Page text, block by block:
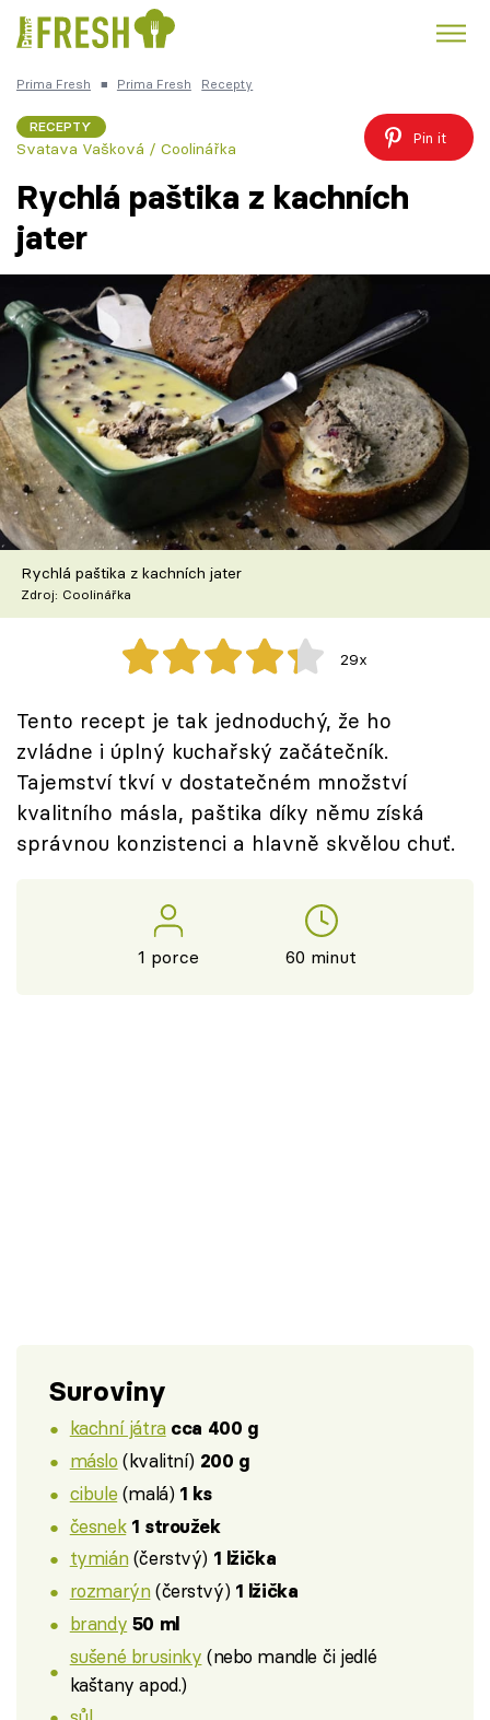
Česká kuchyně Čokoláda
Témata
Recepty
Články
TV Program
Škola vaření
Recepty z TV
Speciál: Cuketa
Těhotnej kuchař
Sledujte prima+
Přihlášení
Prima Fresh ■ Prima Fresh Recepty
RECEPTY
Svatava Vašková / Coolinářka
Pin it
Rychlá paštika z kachních
jater
Rychlá paštika z kachních jater
Zdroj: Coolinářka
29x
Tento recept je tak jednoduchý, že ho
zvládne i úplný kuchařský začátečník.
Tajemství tkví v dostatečném množství
kvalitního másla, paštika díky němu získá
správnou konzistenci a hlavně skvělou chuť.
1 porce 60 minut
Suroviny
kachní játra cca 400 g
máslo (kvalitní) 200 g
cibule (malá) 1 ks
česnek 1 stroužek
tymián(čerstvý) 1 lžička
rozmarýn(čerstvý) 1 lžička
brandy 50 ml
sušené brusinky (nebo mandle či jedlé
kaštany apod.)